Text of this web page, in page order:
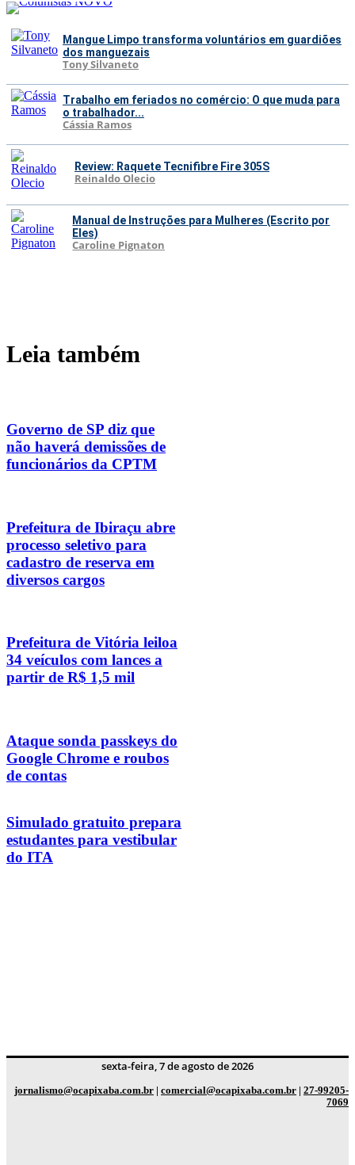
Mangue Limpo transforma voluntários em guardiões
dos manguezais
Tony Silvaneto
Trabalho em feriados no comércio: O que muda para
o trabalhador...
Cássia Ramos
Review: Raquete Tecnifibre Fire 305S
Reinaldo Olecio
Manual de Instruções para Mulheres (Escrito por
Eles)
Caroline Pignaton
Leia também
Governo de SP diz que
não haverá demissões de
funcionários da CPTM
Prefeitura de Ibiraçu abre
processo seletivo para
cadastro de reserva em
diversos cargos
Prefeitura de Vitória leiloa
34 veículos com lances a
partir de R$ 1,5 mil
Ataque sonda passkeys do
Google Chrome e roubos
de contas
Simulado gratuito prepara
estudantes para vestibular
do ITA
sexta-feira, 7 de agosto de 2026
jornalismo@ocapixaba.com.br | comercial@ocapixaba.com.br | 27-99205-
7069